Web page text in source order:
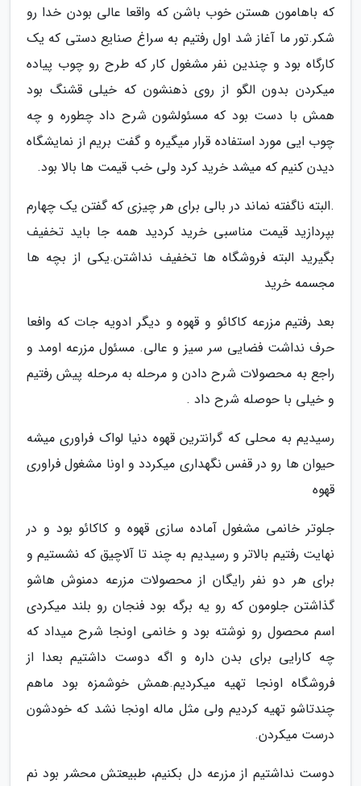
که باهامون هستن خوب باشن که واقعا عالی بودن خدا رو
شکر.تور ما آغاز شد اول رفتیم به سراغ صنایع دستی که یک
کارگاه بود و چندین نفر مشغول کار که طرح رو چوب پیاده
میکردن بدون الگو از روی ذهنشون که خیلی قشنگ بود
همش با دست بود که مسئولشون شرح داد چطوره و چه
چوب ایی مورد استفاده قرار میگیره و گفت بریم از نمایشگاه
دیدن کنیم که میشد خرید کرد ولی خب قیمت ها بالا بود.
.البته ناگفته نماند در بالی برای هر چیزی که گفتن یک چهارم
بپردازید قیمت مناسبی خرید کردید همه جا باید تخفیف
بگیرید البته فروشگاه ها تخفیف نداشتن.یکی از بچه ها
مجسمه خرید
بعد رفتیم مزرعه کاکائو و قهوه و دیگر ادویه جات که وافعا
حرف نداشت فضایی سر سیز و عالی. مسئول مزرعه اومد و
راجع به محصولات شرح دادن و مرحله به مرحله پیش رفتیم
و خیلی با حوصله شرح داد .
رسیدیم به محلی که گرانترین قهوه دنیا لواک فراوری میشه
حیوان ها رو در قفس نگهداری میکردد و اونا مشغول فراوری
قهوه
جلوتر خانمی مشغول آماده سازی قهوه و کاکائو بود و در
نهایت رفتیم بالاتر و رسیدیم به چند تا آلاچیق که نشستیم و
برای هر دو نفر رایگان از محصولات مزرعه دمنوش هاشو
گذاشتن جلومون که رو یه برگه بود فنجان رو بلند میکردی
اسم محصول رو نوشته بود و خانمی اونجا شرح میداد که
چه کارایی برای بدن داره و اگه دوست داشتیم بعدا از
فروشگاه اونجا تهیه میکردیم.همش خوشمزه بود ماهم
چندتاشو تهیه کردیم ولی مثل ماله اونجا نشد که خودشون
درست میکردن.
دوست نداشتیم از مزرعه دل بکنیم، طبیعتش محشر بود نم